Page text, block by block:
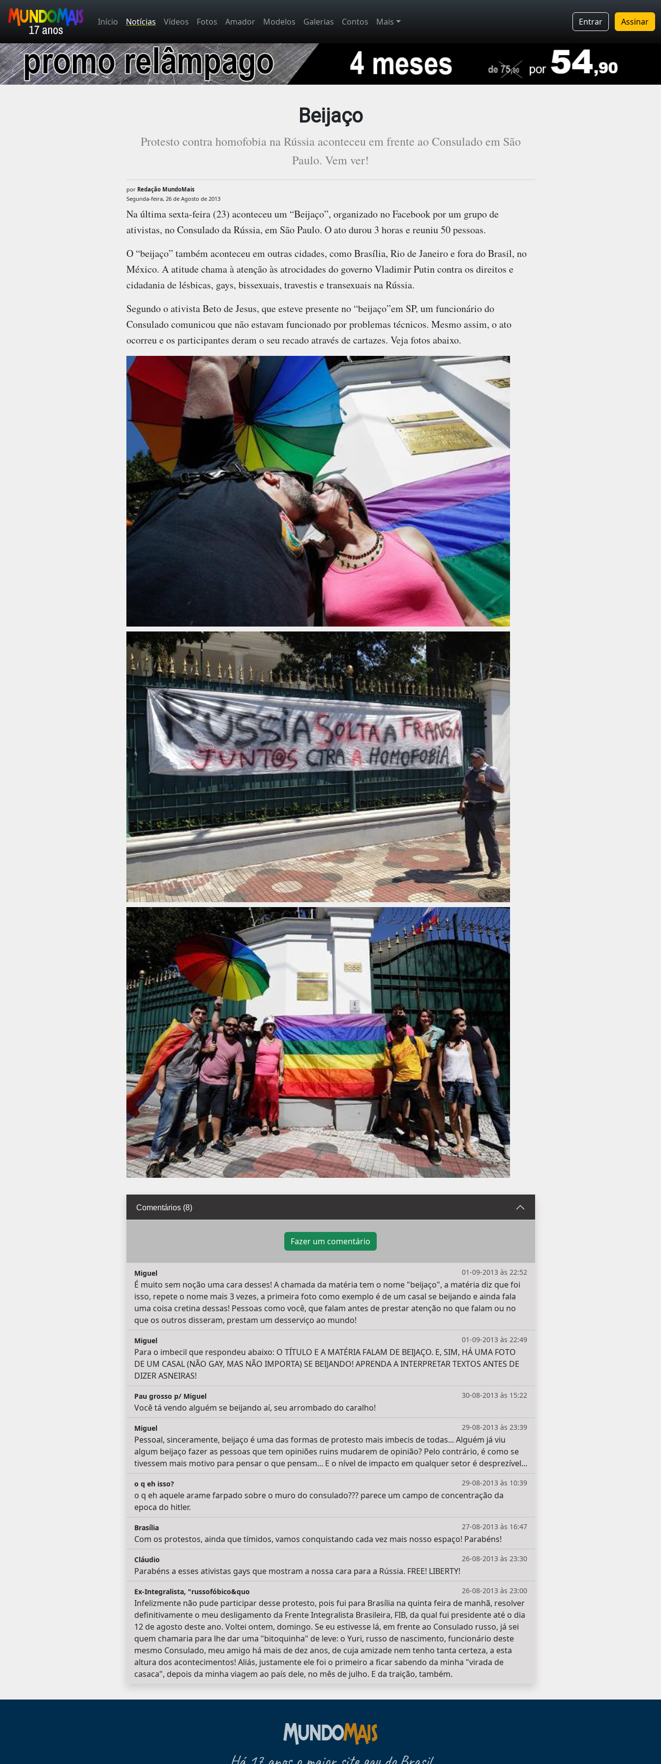
Início Notícias Vídeos Fotos Amador Modelos Galerias Contos Mais Entrar Assinar
Beijaço
Protesto contra homofobia na Rússia aconteceu em frente ao Consulado em São
Paulo. Vem ver!
por Redação MundoMais
Segunda-feira, 26 de Agosto de 2013
Na última sexta-feira (23) aconteceu um “Beijaço”, organizado no Facebook por um grupo de
ativistas, no Consulado da Rússia, em São Paulo. O ato durou 3 horas e reuniu 50 pessoas.
O “beijaço” também aconteceu em outras cidades, como Brasília, Rio de Janeiro e fora do Brasil, no
México. A atitude chama à atenção às atrocidades do governo Vladimir Putin contra os direitos e
cidadania de lésbicas, gays, bissexuais, travestis e transexuais na Rússia.
Segundo o ativista Beto de Jesus, que esteve presente no “beijaço”em SP, um funcionário do
Consulado comunicou que não estavam funcionado por problemas técnicos. Mesmo assim, o ato
ocorreu e os participantes deram o seu recado através de cartazes. Veja fotos abaixo.
Comentários (8)
Fazer um comentário
01-09-2013 às 22:52
Miguel
É muito sem noção uma cara desses! A chamada da matéria tem o nome "beijaço", a matéria diz que foi
isso, repete o nome mais 3 vezes, a primeira foto como exemplo é de um casal se beijando e ainda fala
uma coisa cretina dessas! Pessoas como você, que falam antes de prestar atenção no que falam ou no
que os outros disseram, prestam um desserviço ao mundo!
01-09-2013 às 22:49
Miguel
Para o imbecil que respondeu abaixo: O TÍTULO E A MATÉRIA FALAM DE BEIJAÇO. E, SIM, HÁ UMA FOTO
DE UM CASAL (NÃO GAY, MAS NÃO IMPORTA) SE BEIJANDO! APRENDA A INTERPRETAR TEXTOS ANTES DE
DIZER ASNEIRAS!
30-08-2013 às 15:22
Pau grosso p/ Miguel
Você tá vendo alguém se beijando aí, seu arrombado do caralho!
29-08-2013 às 23:39
Miguel
Pessoal, sinceramente, beijaço é uma das formas de protesto mais imbecis de todas... Alguém já viu
algum beijaço fazer as pessoas que tem opiniões ruins mudarem de opinião? Pelo contrário, é como se
tivessem mais motivo para pensar o que pensam... E o nível de impacto em qualquer setor é desprezível...
29-08-2013 às 10:39
o q eh isso?
o q eh aquele arame farpado sobre o muro do consulado??? parece um campo de concentração da
epoca do hitler.
27-08-2013 às 16:47
Brasília
Com os protestos, ainda que tímidos, vamos conquistando cada vez mais nosso espaço! Parabéns!
26-08-2013 às 23:30
Cláudio
Parabéns a esses ativistas gays que mostram a nossa cara para a Rússia. FREE! LIBERTY!
26-08-2013 às 23:00
Ex-Integralista, "russofóbico&quo
Infelizmente não pude participar desse protesto, pois fui para Brasília na quinta feira de manhã, resolver
definitivamente o meu desligamento da Frente Integralista Brasileira, FIB, da qual fui presidente até o dia
12 de agosto deste ano. Voltei ontem, domingo. Se eu estivesse lá, em frente ao Consulado russo, já sei
quem chamaria para lhe dar uma "bitoquinha" de leve: o Yuri, russo de nascimento, funcionário deste
mesmo Consulado, meu amigo há mais de dez anos, de cuja amizade nem tenho tanta certeza, a esta
altura dos acontecimentos! Aliás, justamente ele foi o primeiro a ficar sabendo da minha "virada de
casaca", depois da minha viagem ao país dele, no mês de julho. E da traição, também.